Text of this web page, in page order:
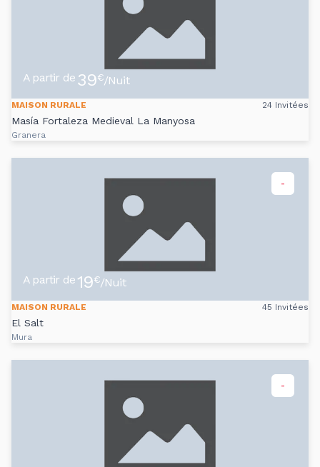
A partir de 39€/Nuit
MAISON RURALE 24 Invitées
Masía Fortaleza Medieval La Manyosa
Granera
-
A partir de 19€/Nuit
MAISON RURALE 45 Invitées
El Salt
Mura
-